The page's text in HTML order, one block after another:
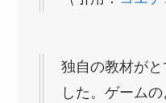
独自の教材が
した。ゲーム